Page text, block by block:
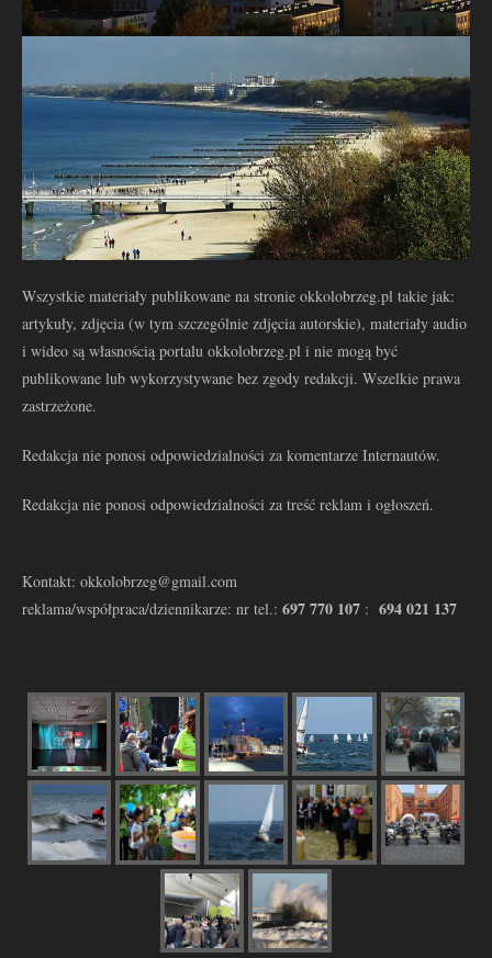
Wszystkie materiały publikowane na stronie okkolobrzeg.pl takie jak:
artykuły, zdjęcia (w tym szczególnie zdjęcia autorskie), materiały audio
i wideo są własnością portalu okkolobrzeg.pl i nie mogą być
publikowane lub wykorzystywane bez zgody redakcji. Wszelkie prawa
zastrzeżone.
Redakcja nie ponosi odpowiedzialności za komentarze Internautów.
Redakcja nie ponosi odpowiedzialności za treść reklam i ogłoszeń.
Kontakt: okkolobrzeg@gmail.com
reklama/współpraca/dziennikarze: nr tel.: 697 770 107 : 694 021 137